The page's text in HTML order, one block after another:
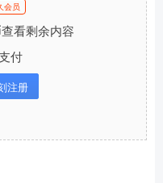
会员
看剩余内容
付
注册